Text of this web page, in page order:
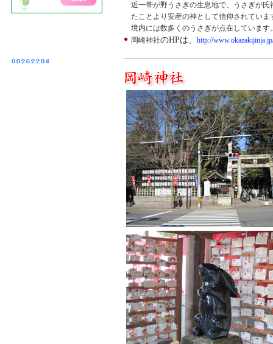
近一帯が野うさぎの生息地で、うさぎが
たことより安産の神として信仰されてい
境内には数多くのうさぎが点在してい
● 岡崎神社のHPは、 http://